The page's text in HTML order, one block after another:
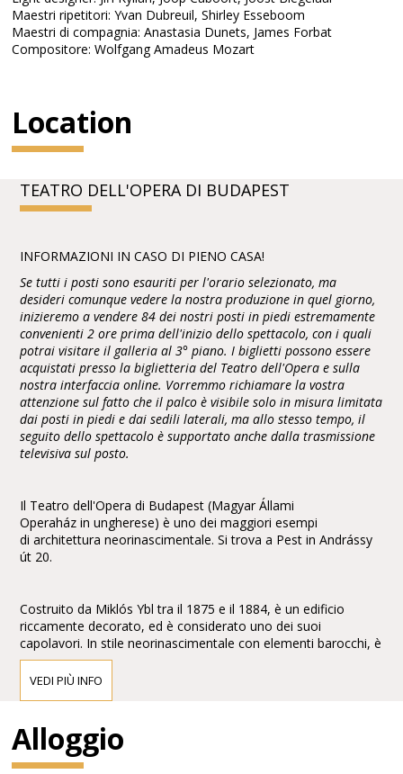
Maestri ripetitori: Yvan Dubreuil, Shirley Esseboom
Maestri di compagnia: Anastasia Dunets, James Forbat
Compositore: Wolfgang Amadeus Mozart
Location
TEATRO DELL'OPERA DI BUDAPEST
INFORMAZIONI IN CASO DI PIENO CASA!
Se tutti i posti sono esauriti per l'orario selezionato, ma
desideri comunque vedere la nostra produzione in quel giorno,
inizieremo a vendere 84 dei nostri posti in piedi estremamente
convenienti 2 ore prima dell'inizio dello spettacolo, con i quali
potrai visitare il galleria al 3° piano. I biglietti possono essere
acquistati presso la biglietteria del Teatro dell'Opera e sulla
nostra interfaccia online. Vorremmo richiamare la vostra
attenzione sul fatto che il palco è visibile solo in misura limitata
dai posti in piedi e dai sedili laterali, ma allo stesso tempo, il
seguito dello spettacolo è supportato anche dalla trasmissione
televisiva sul posto.
Il Teatro dell'Opera di Budapest (Magyar Állami
Operaház in ungherese) è uno dei maggiori esempi
di architettura neorinascimentale. Si trova a Pest in Andrássy
út 20.
Costruito da Miklós Ybl tra il 1875 e il 1884, è un edificio
riccamente decorato, ed è considerato uno dei suoi
capolavori. In stile neorinascimentale con elementi barocchi, è
arricchito con affreschi e sculture di Bertalan Székely,Mór
Than e Károly Lotz.
Di fronte alla facciata vi sono le statue di Ferenc Erkel,
compositore dell'inno nazionale, e del compositore
classicoFranz Liszt, entrambe di Alajos Stróbl.
VEDI PIÙ INFO
Alloggio